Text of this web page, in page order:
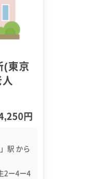
(東京
円
駅 から
2ー4ー4